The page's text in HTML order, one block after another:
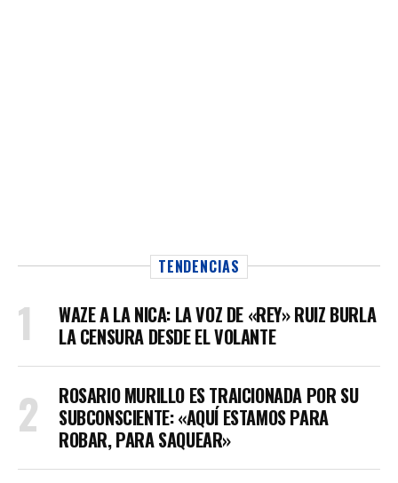
TENDENCIAS
WAZE A LA NICA: LA VOZ DE «REY» RUIZ BURLA
LA CENSURA DESDE EL VOLANTE
ROSARIO MURILLO ES TRAICIONADA POR SU
SUBCONSCIENTE: «AQUÍ ESTAMOS PARA
ROBAR, PARA SAQUEAR»